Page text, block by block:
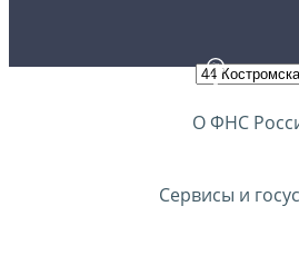
О ФНС
Сервисы и